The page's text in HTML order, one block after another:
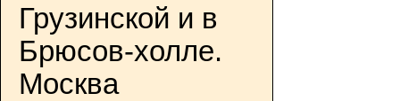
Грузинской и в
Брюсов-холле.
Москва